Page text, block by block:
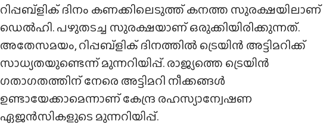
റിപ്പബ്ളിക് ദിനം കണക്കിലെടുത്ത് കനത്ത സുരക്ഷയിലാണ്
ഡെൽഹി. പഴുതടച്ച സുരക്ഷയാണ് ഒരുക്കിയിരിക്കുന്നത്.
അതേസമയം, റിപ്പബ്ളിക് ദിനത്തിൽ ട്രെയിൻ അട്ടിമറിക്ക്
സാധ്യതയുണ്ടെന്ന് മുന്നറിയിപ്പ്. രാജ്യത്തെ ട്രെയിൻ
ഗതാഗതത്തിന് നേരെ അട്ടിമറി നീക്കങ്ങൾ
ഉണ്ടായേക്കാമെന്നാണ് കേന്ദ്ര രഹസ്യാന്വേഷണ
ഏജൻസികളുടെ മുന്നറിയിപ്പ്.